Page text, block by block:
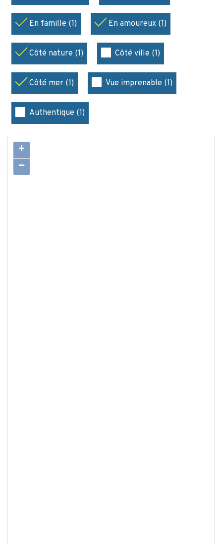
En famille (1) En amoureux (1)
Côté nature (1) Côté ville (1)
Côté mer (1) Vue imprenable (1)
Authentique (1)
+
−